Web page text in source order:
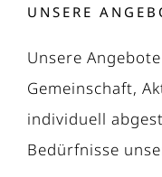
UNSERE
Unsere
Gemeinschaft,
individuell
Bedürfnisse